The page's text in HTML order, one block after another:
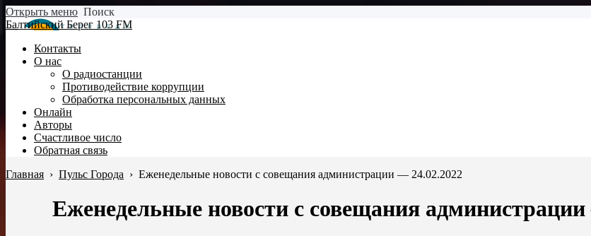
Открыть меню Поиск
Балтийский Берег 103 FM
Контакты
О нас
О радиостанции
Противодействие коррупции
Обработка персональных данных
Онлайн
Авторы
Счастливое число
Обратная связь
Главная › Пульс Города › Еженедельные новости с совещания администрации — 24.02.2022
Еженедельные новости с совещания